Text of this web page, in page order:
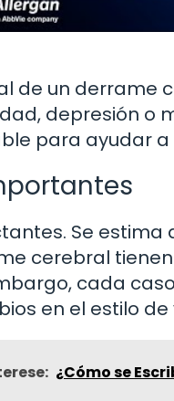
de un derrame
depresión o
para ayudar
Se
cerebral
cada
en el estilo de
¿Cómo se